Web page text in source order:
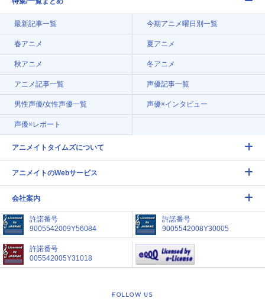
最新記事一覧 今期アニメ曜日別一覧
春アニメ 夏アニメ
秋アニメ 冬アニメ
アニメ記事一覧 声優記事一覧
男性声優/女性声優一覧 声優×インタビュー
声優×レポート
アニメイトタイムズについて
アニメイトのWebサービス
会社案内
許諾番号
9005542009Y56084
許諾番号
9005542008Y30005
許諾番号
005542005Y31018
FOLLOW US